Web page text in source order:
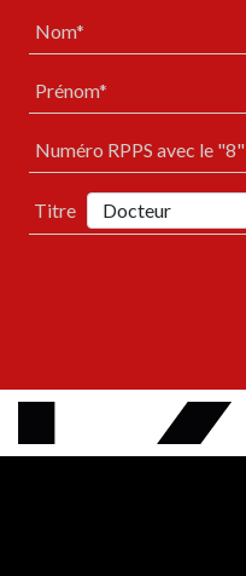
Nom*
Prénom*
Numéro RPPS avec le
Titre